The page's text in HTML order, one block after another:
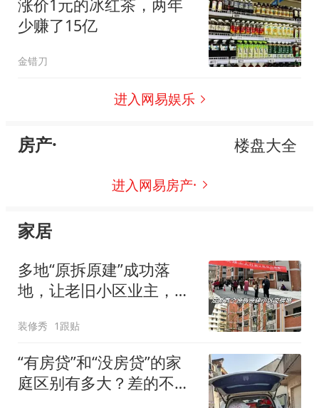
涨价1元的冰红茶，两年
少赚了15亿
金错刀
进入网易娱乐
房产· 楼盘大全
进入网易房产·
家居
多地“原拆原建”成功落
地，让老旧小区业主，再
装修秀 1跟贴
“有房贷”和“没房贷”的家
庭区别有多大？差的不只